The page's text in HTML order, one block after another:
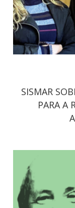
SISMAR
PARA A